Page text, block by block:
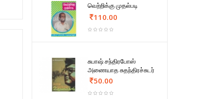
வெற்றிக்கு முதல்படி
110.00
சுபாஷ் சந்திரபோஸ்
அணையாத சுதந்திரச்சுடர்
50.00